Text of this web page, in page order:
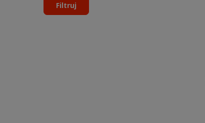
Filtruj